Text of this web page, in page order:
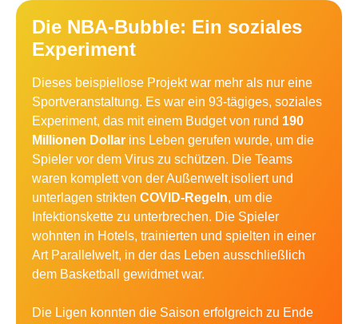
Die NBA-Bubble: Ein soziales
Experiment
Dieses beispiellose Projekt war mehr als nur eine
Sportveranstaltung. Es war ein 93-tägiges, soziales
Experiment, das mit einem Budget von rund 190
Millionen Dollar ins Leben gerufen wurde, um die
Spieler vor dem Virus zu schützen. Die Teams
waren komplett von der Außenwelt isoliert und
unterlagen strikten COVID-Regeln, um die
Infektionskette zu unterbrechen. Die Spieler
wohnten in Hotels, trainierten und spielten in einer
Art Parallelwelt, in der das Leben ausschließlich
dem Basketball gewidmet war.
Die Ligen konnten die Saison erfolgreich zu Ende